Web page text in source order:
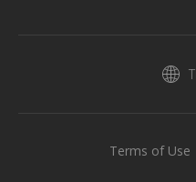
Terms of Use